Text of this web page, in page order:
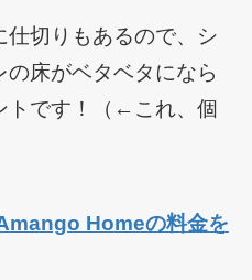
仕切りもあるので、シ
床がベタベタになら
トです！（←これ、個
Homeの料金を